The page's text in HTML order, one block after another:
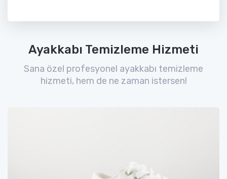
Ayakkabı Temizleme Hizmeti
Sana özel profesyonel ayakkabı temizleme
hizmeti, hem de ne zaman istersen!